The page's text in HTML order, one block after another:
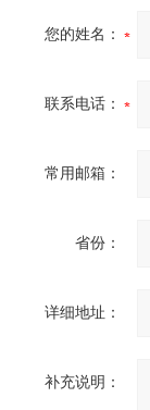
您的姓名：
联系电话：
常用邮箱：
省份：
详细地址：
补充说明：